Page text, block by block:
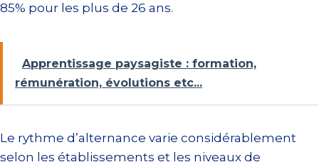
85% pour les plus de 26 ans.
Apprentissage paysagiste : formation,
rémunération, évolutions etc...
Le rythme d’alternance varie considérablement
selon les établissements et les niveaux de